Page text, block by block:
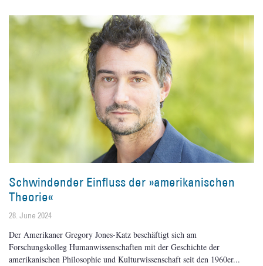
Schwindender Einfluss der »amerikanischen
Theorie«
28. June 2024
Der Amerikaner Gregory Jones-Katz beschäftigt sich am
Forschungskolleg Humanwissenschaften mit der Geschichte der
amerikanischen Philosophie und Kulturwissenschaft seit den 1960er